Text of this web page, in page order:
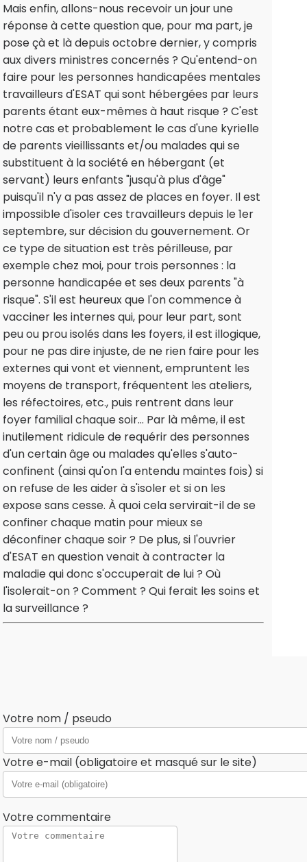
Mais enfin, allons-nous recevoir un jour une
réponse à cette question que, pour ma part, je
pose çà et là depuis octobre dernier, y compris
aux divers ministres concernés ? Qu'entend-on
faire pour les personnes handicapées mentales
travailleurs d'ESAT qui sont hébergées par leurs
parents étant eux-mêmes à haut risque ? C'est
notre cas et probablement le cas d'une kyrielle
de parents vieillissants et/ou malades qui se
substituent à la société en hébergant (et
servant) leurs enfants "jusqu'à plus d'âge"
puisqu'il n'y a pas assez de places en foyer. Il est
impossible d'isoler ces travailleurs depuis le 1er
septembre, sur décision du gouvernement. Or
ce type de situation est très périlleuse, par
exemple chez moi, pour trois personnes : la
personne handicapée et ses deux parents "à
risque". S'il est heureux que l'on commence à
vacciner les internes qui, pour leur part, sont
peu ou prou isolés dans les foyers, il est illogique,
pour ne pas dire injuste, de ne rien faire pour les
externes qui vont et viennent, empruntent les
moyens de transport, fréquentent les ateliers,
les réfectoires, etc., puis rentrent dans leur
foyer familial chaque soir... Par là même, il est
inutilement ridicule de requérir des personnes
d'un certain âge ou malades qu'elles s'auto-
confinent (ainsi qu'on l'a entendu maintes fois) si
on refuse de les aider à s'isoler et si on les
expose sans cesse. À quoi cela servirait-il de se
confiner chaque matin pour mieux se
déconfiner chaque soir ? De plus, si l'ouvrier
d'ESAT en question venait à contracter la
maladie qui donc s'occuperait de lui ? Où
l'isolerait-on ? Comment ? Qui ferait les soins et
la surveillance ?
Votre nom / pseudo
Votre e-mail (obligatoire et masqué sur le site)
Votre commentaire